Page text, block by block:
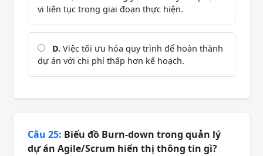
vi liên tục trong giai đoạn thực hiện.
D. Việc tối ưu hóa quy trình để hoàn thành
dự án với chi phí thấp hơn kế hoạch.
Câu 25: Biểu đồ Burn-down trong quản lý
dự án Agile/Scrum hiển thị thông tin gì?